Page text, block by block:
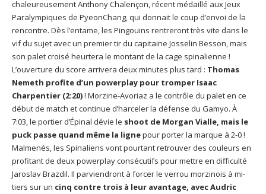
chaleureusement Anthony Chalençon, récent médaillé aux Jeux
Paralympiques de PyeonChang, qui donnait le coup d’envoi de la
rencontre. Dès l’entame, les Pingouins rentreront très vite dans le
vif du sujet avec un premier tir du capitaine Josselin Besson, mais
son palet croisé heurtera le montant de la cage spinalienne !
L’ouverture du score arrivera deux minutes plus tard : Thomas
Nemeth profite d’un powerplay pour tromper Isaac
Charpentier (2:20)! Morzine-Avoriaz a le contrôle du palet en ce
début de match et continue d’harceler la défense du Gamyo. À
7:03, le portier d’Épinal dévie le shoot de Morgan Vialle, mais le
puck passe quand même la lignepour porter la marque à 2-0 !
Malmenés, les Spinaliens vont pourtant retrouver des couleurs en
profitant de deux powerplay consécutifs pour mettre en difficulté
Jaroslav Brazdil. Il parviendront à forcer le verrou morzinois à mi-
tiers sur un cinq contre trois à leur avantage, avec Audric